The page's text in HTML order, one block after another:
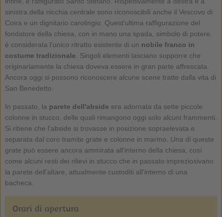
sinistra della nicchia centrale sono riconoscibili anche il Vescovo di
Coira e un dignitario carolingio. Quest'ultima raffigurazione del
fondatore della chiesa, con in mano una spada, simbolo di potere,
è considerata l'unico ritratto esistente di un nobile franco in
costume tradizionale . Singoli elementi lasciano supporre che
originariamente la chiesa doveva essere in gran parte affrescata.
Ancora oggi si possono riconoscere alcune scene tratte dalla vita di
San Benedetto.
In passato, la parete dell'abside era adornata da sette piccole
colonne in stucco, delle quali rimangono oggi solo alcuni frammenti.
Si ritiene che l'abside si trovasse in posizione sopraelevata e
separata dal coro tramite grate e colonne in marmo. Una di queste
grate può essere ancora ammirata all'interno della chiesa, così
come alcuni resti dei rilievi in stucco che in passato impreziosivano
la parete dell'altare, attualmente custoditi all'interno di una
bacheca.
Orari di apertura